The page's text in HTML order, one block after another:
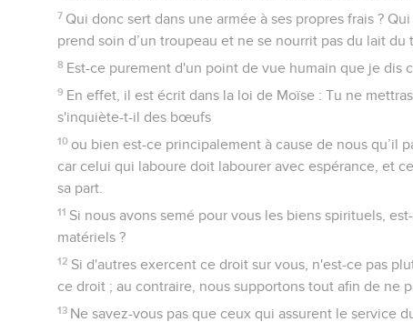
7 Qui donc sert dans une armée à ses propres frais ?
prend soin d’un troupeau et ne se nourrit pas du lait du
8 Est-ce purement d'un point de vue humain que je dis
9 En effet, il est écrit dans la loi de Moïse : Tu ne
s'inquiète-t-il des bœufs
10 ou bien est-ce principalement à cause de nous qu’il
car celui qui laboure doit labourer avec espérance, et
sa part.
11 Si nous avons semé pour vous les biens spirituels,
matériels ?
12 Si d'autres exercent ce droit sur vous, n'est-ce pas
ce droit ; au contraire, nous supportons tout afin de ne
13 Ne savez-vous pas que ceux qui assurent le service